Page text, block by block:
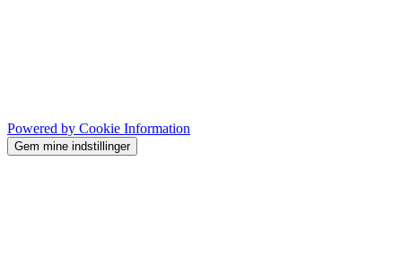
Powered by Cookie Information
Gem mine indstillinger